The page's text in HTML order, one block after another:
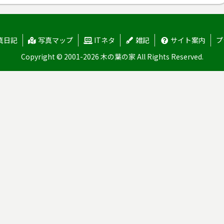
日記 写真マップ ITネタ 雑記 サイト案内
Copyright © 2001-2026 木の葉の家 All Rights Reserved.